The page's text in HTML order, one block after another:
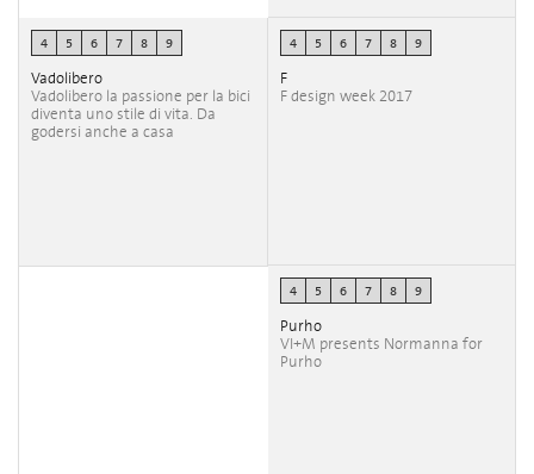
4 5 6 7 8 9
Vadolibero
Vadolibero la passione per la bici
diventa uno stile di vita. Da
godersi anche a casa
4 5 6 7 8 9
F
F design week 2017
4 5 6 7 8 9
Purho
VI+M presents Normanna for
Purho